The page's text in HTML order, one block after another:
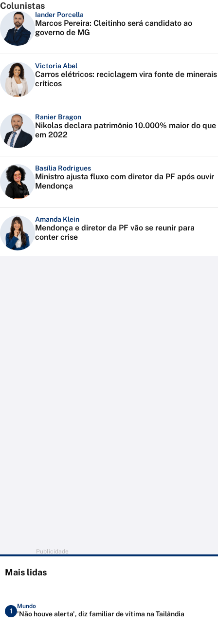
Colunistas
Iander Porcella
Marcos Pereira: Cleitinho será candidato ao
governo de MG
Victoria Abel
Carros elétricos: reciclagem vira fonte de minerais
críticos
Ranier Bragon
Nikolas declara patrimônio 10.000% maior do que
em 2022
Basília Rodrigues
Ministro ajusta fluxo com diretor da PF após ouvir
Mendonça
Amanda Klein
Mendonça e diretor da PF vão se reunir para
conter crise
Publicidade
Mais lidas
1
Mundo
'Não houve alerta', diz familiar de vítima na Tailândia